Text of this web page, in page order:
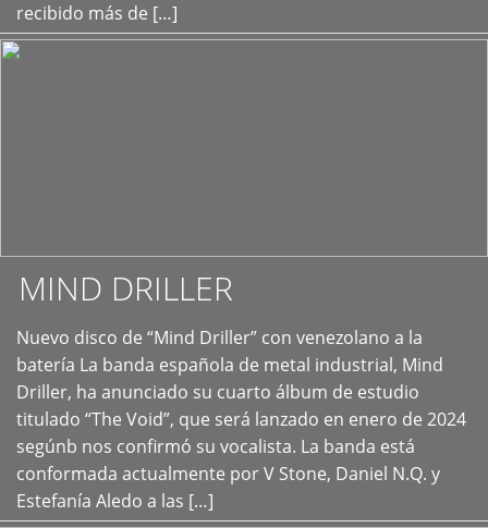
recibido más de […]
MIND DRILLER
Nuevo disco de “Mind Driller” con venezolano a la
batería La banda española de metal industrial, Mind
Driller, ha anunciado su cuarto álbum de estudio
titulado “The Void”, que será lanzado en enero de 2024
segúnb nos confirmó su vocalista. La banda está
conformada actualmente por V Stone, Daniel N.Q. y
Estefanía Aledo a las […]
+